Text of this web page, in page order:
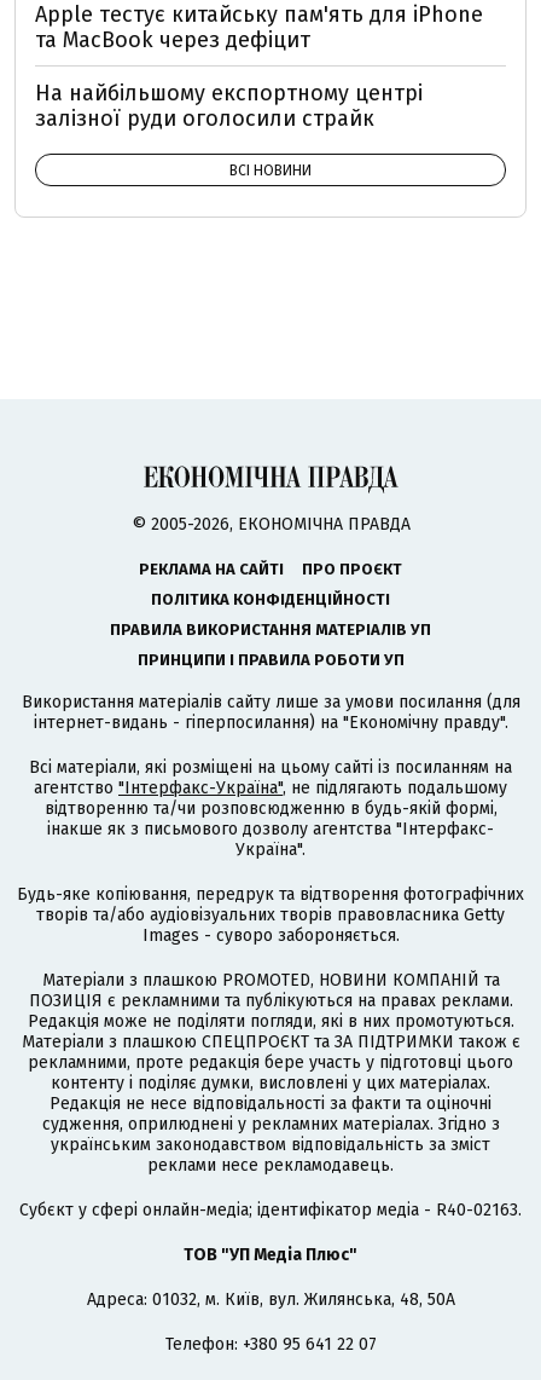
Apple тестує китайську пам'ять для iPhone
та MacBook через дефіцит
На найбільшому експортному центрі
залізної руди оголосили страйк
ВСІ НОВИНИ
© 2005-2026, ЕКОНОМІЧНА ПРАВДА
РЕКЛАМА НА САЙТІ
ПРО ПРОЄКТ
ПОЛІТИКА КОНФІДЕНЦІЙНОСТІ
ПРАВИЛА ВИКОРИСТАННЯ МАТЕРІАЛІВ УП
ПРИНЦИПИ І ПРАВИЛА РОБОТИ УП
Використання матеріалів сайту лише за умови посилання (для
інтернет-видань - гіперпосилання) на "Економічну правду".
Всі матеріали, які розміщені на цьому сайті із посиланням на
агентство "Інтерфакс-Україна", не підлягають подальшому
відтворенню та/чи розповсюдженню в будь-якій формі,
інакше як з письмового дозволу агентства "Інтерфакс-
Україна".
Будь-яке копіювання, передрук та відтворення фотографічних
творів та/або аудіовізуальних творів правовласника Getty
Images - суворо забороняється.
Матеріали з плашкою PROMOTED, НОВИНИ КОМПАНІЙ та
ПОЗИЦІЯ є рекламними та публікуються на правах реклами.
Редакція може не поділяти погляди, які в них промотуються.
Матеріали з плашкою СПЕЦПРОЄКТ та ЗА ПІДТРИМКИ також є
рекламними, проте редакція бере участь у підготовці цього
контенту і поділяє думки, висловлені у цих матеріалах.
Редакція не несе відповідальності за факти та оціночні
судження, оприлюднені у рекламних матеріалах. Згідно з
українським законодавством відповідальність за зміст
реклами несе рекламодавець.
Cубєкт у сфері онлайн-медіа; ідентифікатор медіа - R40-02163.
ТОВ "УП Медіа Плюс"
Адреса: 01032, м. Київ, вул. Жилянська, 48, 50А
Телефон: +380 95 641 22 07